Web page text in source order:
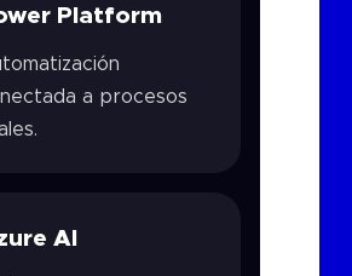
Platform
a procesos
AI